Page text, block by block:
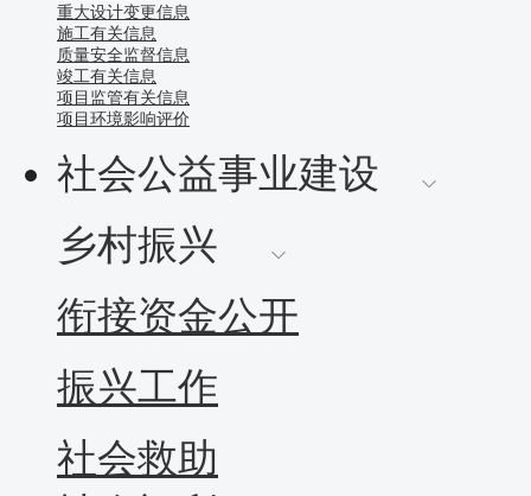
重大设计变更信息
施工有关信息
质量安全监督信息
竣工有关信息
项目监管有关信息
项目环境影响评价
社会公益事业建设
乡村振兴
衔接资金公开
振兴工作
社会救助